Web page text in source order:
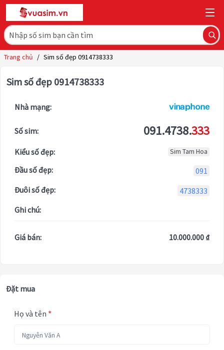
Trang chủ / Sim số đẹp 0914738333
Sim số đẹp 0914738333
Nhà mạng:
Số sim: 091.4738.333
Kiểu số đẹp: Sim Tam Hoa
Đầu số đẹp:
091
Đuôi số đẹp:
4738333
Ghi chú:
Giá bán: 10.000.000 ₫
Đặt mua
Họ và tên *